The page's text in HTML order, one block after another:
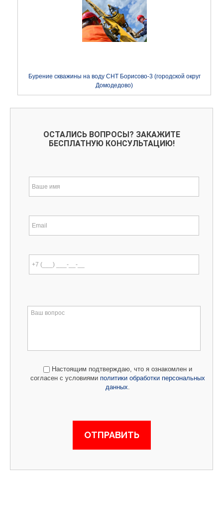
Бурение скважины на воду СНТ Борисово-3 (городской округ
Домодедово)
ОСТАЛИСЬ ВОПРОСЫ? ЗАКАЖИТЕ
БЕСПЛАТНУЮ КОНСУЛЬТАЦИЮ!
Настоящим подтверждаю, что я ознакомлен и
согласен с условиями политики обработки персональных
данных